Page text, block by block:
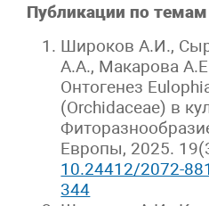
Публикации по
Широков А.И.,
А.А., Макарова
Онтогенез
(Orchidaceae) в
Европы, 2025.
10.24412/2072-
344